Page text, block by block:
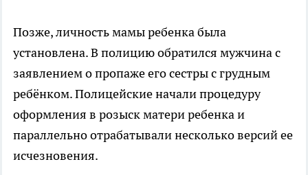
Позже, личность мамы ребенка была
установлена. В полицию обратился мужчина с
заявлением о пропаже его сестры с грудным
ребёнком. Полицейские начали процедуру
оформления в розыск матери ребенка и
параллельно отрабатывали несколько версий ее
исчезновения.